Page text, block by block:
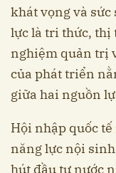
khát vọng và sức
lực là tri thức, thị
nghiệm quản trị
của phát triển
giữa hai nguồn
Hội nhập quốc
năng lực nội
hút đầu tư nước